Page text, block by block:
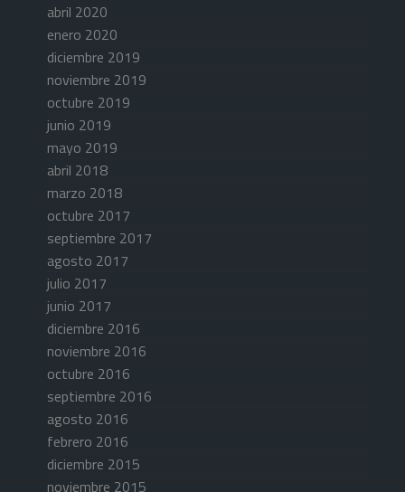
abril 2020
enero 2020
diciembre 2019
noviembre 2019
octubre 2019
junio 2019
mayo 2019
abril 2018
marzo 2018
octubre 2017
septiembre 2017
agosto 2017
julio 2017
junio 2017
diciembre 2016
noviembre 2016
octubre 2016
septiembre 2016
agosto 2016
febrero 2016
diciembre 2015
noviembre 2015